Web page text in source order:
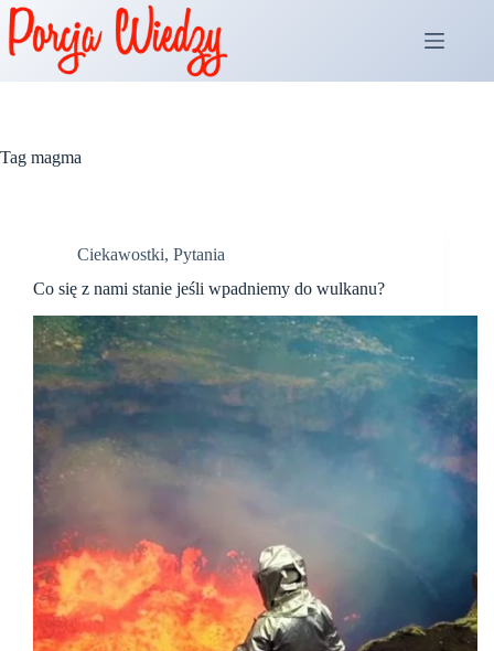
Przejdź
do
treści
Tag magma
Ciekawostki, Pytania
Co się z nami stanie jeśli wpadniemy do wulkanu?